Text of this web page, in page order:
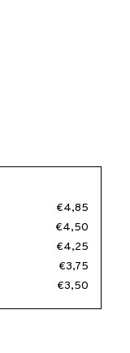
€4,85
€4,50
€4,25
€3,75
€3,50